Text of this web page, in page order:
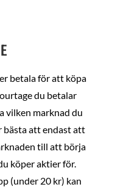
betala för att köpa
du betalar
vilken marknad du
bästa att endast att
till att börja
köper aktier för.
(under 20 kr) kan